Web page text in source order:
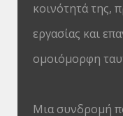
κοινότητά της,
εργασίας και
ομοιόμορφη
Μια συνδρομή